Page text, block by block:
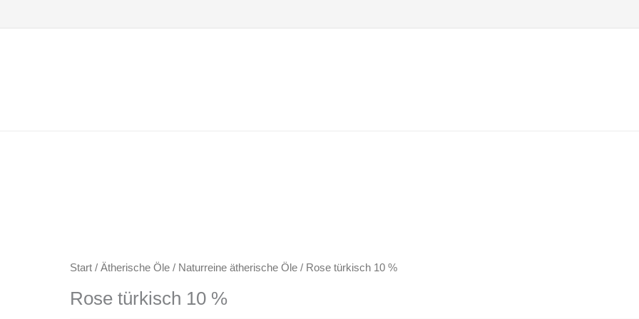
Inhalt
Start /Ätherische Öle / Naturreine ätherische Öle / Rose türkisch 10 %
Rose türkisch 10 %